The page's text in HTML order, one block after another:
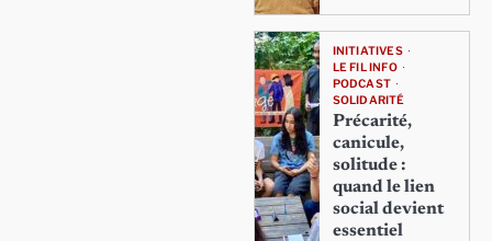
INITIATIVES
LE FIL INFO
PODCAST
SOLIDARITÉ
Précarité,
canicule,
solitude :
quand le lien
social devient
essentiel